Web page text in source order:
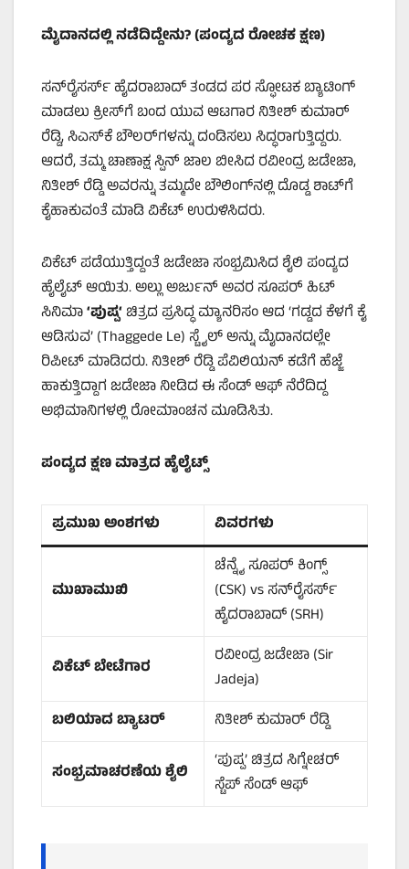
ಮೈದಾನದಲ್ಲಿ ನಡೆದಿದ್ದೇನು? (ಪಂದ್ಯದ ರೋಚಕ ಕ್ಷಣ)
ಸನ್‌ರೈಸರ್ಸ್ ಹೈದರಾಬಾದ್ ತಂಡದ ಪರ ಸ್ಫೋಟಕ ಬ್ಯಾಟಿಂಗ್
ಮಾಡಲು ಕ್ರೀಸ್‌ಗೆ ಬಂದ ಯುವ ಆಟಗಾರ ನಿತೀಶ್ ಕುಮಾರ್
ರೆಡ್ಡಿ, ಸಿಎಸ್‌ಕೆ ಬೌಲರ್‌ಗಳನ್ನು ದಂಡಿಸಲು ಸಿದ್ಧರಾಗುತ್ತಿದ್ದರು.
ಆದರೆ, ತಮ್ಮ ಚಾಣಾಕ್ಷ ಸ್ಪಿನ್ ಜಾಲ ಬೀಸಿದ ರವೀಂದ್ರ ಜಡೇಜಾ,
ನಿತೀಶ್ ರೆಡ್ಡಿ ಅವರನ್ನು ತಮ್ಮದೇ ಬೌಲಿಂಗ್‌ನಲ್ಲಿ ದೊಡ್ಡ ಶಾಟ್‌ಗೆ
ಕೈಹಾಕುವಂತೆ ಮಾಡಿ ವಿಕೆಟ್ ಉರುಳಿಸಿದರು.
ವಿಕೆಟ್ ಪಡೆಯುತ್ತಿದ್ದಂತೆ ಜಡೇಜಾ ಸಂಭ್ರಮಿಸಿದ ಶೈಲಿ ಪಂದ್ಯದ
ಹೈಲೈಟ್ ಆಯಿತು. ಅಲ್ಲು ಅರ್ಜುನ್ ಅವರ ಸೂಪರ್ ಹಿಟ್
ಸಿನಿಮಾ‘ಪುಷ್ಪ‘ಚಿತ್ರದ ಪ್ರಸಿದ್ಧ ಮ್ಯಾನರಿಸಂ ಆದ ‘ಗಡ್ಡದ ಕೆಳಗೆ ಕೈ
ಆಡಿಸುವ’ (Thaggede Le) ಸ್ಟೈಲ್ ಅನ್ನು ಮೈದಾನದಲ್ಲೇ
ರಿಪೀಟ್ ಮಾಡಿದರು. ನಿತೀಶ್ ರೆಡ್ಡಿ ಪೆವಿಲಿಯನ್ ಕಡೆಗೆ ಹೆಜ್ಜೆ
ಹಾಕುತ್ತಿದ್ದಾಗ ಜಡೇಜಾ ನೀಡಿದ ಈ ಸೆಂಡ್ ಆಫ್ ನೆರೆದಿದ್ದ
ಅಭಿಮಾನಿಗಳಲ್ಲಿ ರೋಮಾಂಚನ ಮೂಡಿಸಿತು.
ಪಂದ್ಯದ ಕ್ಷಣ ಮಾತ್ರದ ಹೈಲೈಟ್ಸ್
ಪ್ರಮುಖ ಅಂಶಗಳು ವಿವರಗಳು
ಮುಖಾಮುಖಿ
ಚೆನ್ನೈ ಸೂಪರ್ ಕಿಂಗ್ಸ್
(CSK) vs ಸನ್‌ರೈಸರ್ಸ್
ಹೈದರಾಬಾದ್ (SRH)
ವಿಕೆಟ್ ಬೇಟೆಗಾರ
ರವೀಂದ್ರ ಜಡೇಜಾ (Sir
Jadeja)
ಬಲಿಯಾದ ಬ್ಯಾಟರ್
ನಿತೀಶ್ ಕುಮಾರ್ ರೆಡ್ಡಿ
ಸಂಭ್ರಮಾಚರಣೆಯ ಶೈಲಿ
‘ಪುಷ್ಪ’ ಚಿತ್ರದ ಸಿಗ್ನೇಚರ್
ಸ್ಟೆಪ್ ಸೆಂಡ್ ಆಫ್